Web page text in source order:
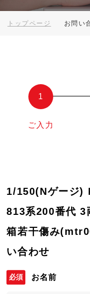
トップページ お問い
ご入力
1/150(Nゲージ)
813系200番代
箱若干傷み
い合わせ
お名前